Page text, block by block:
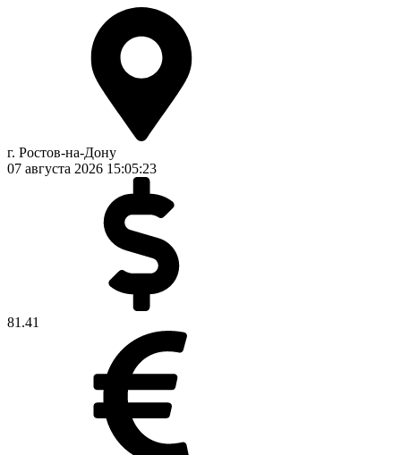
г. Ростов-на-Дону
07 августа 2026 15:05:24
81.41